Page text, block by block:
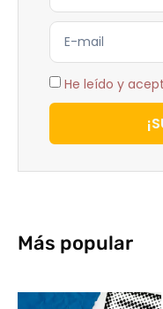
He leído y
Más popular